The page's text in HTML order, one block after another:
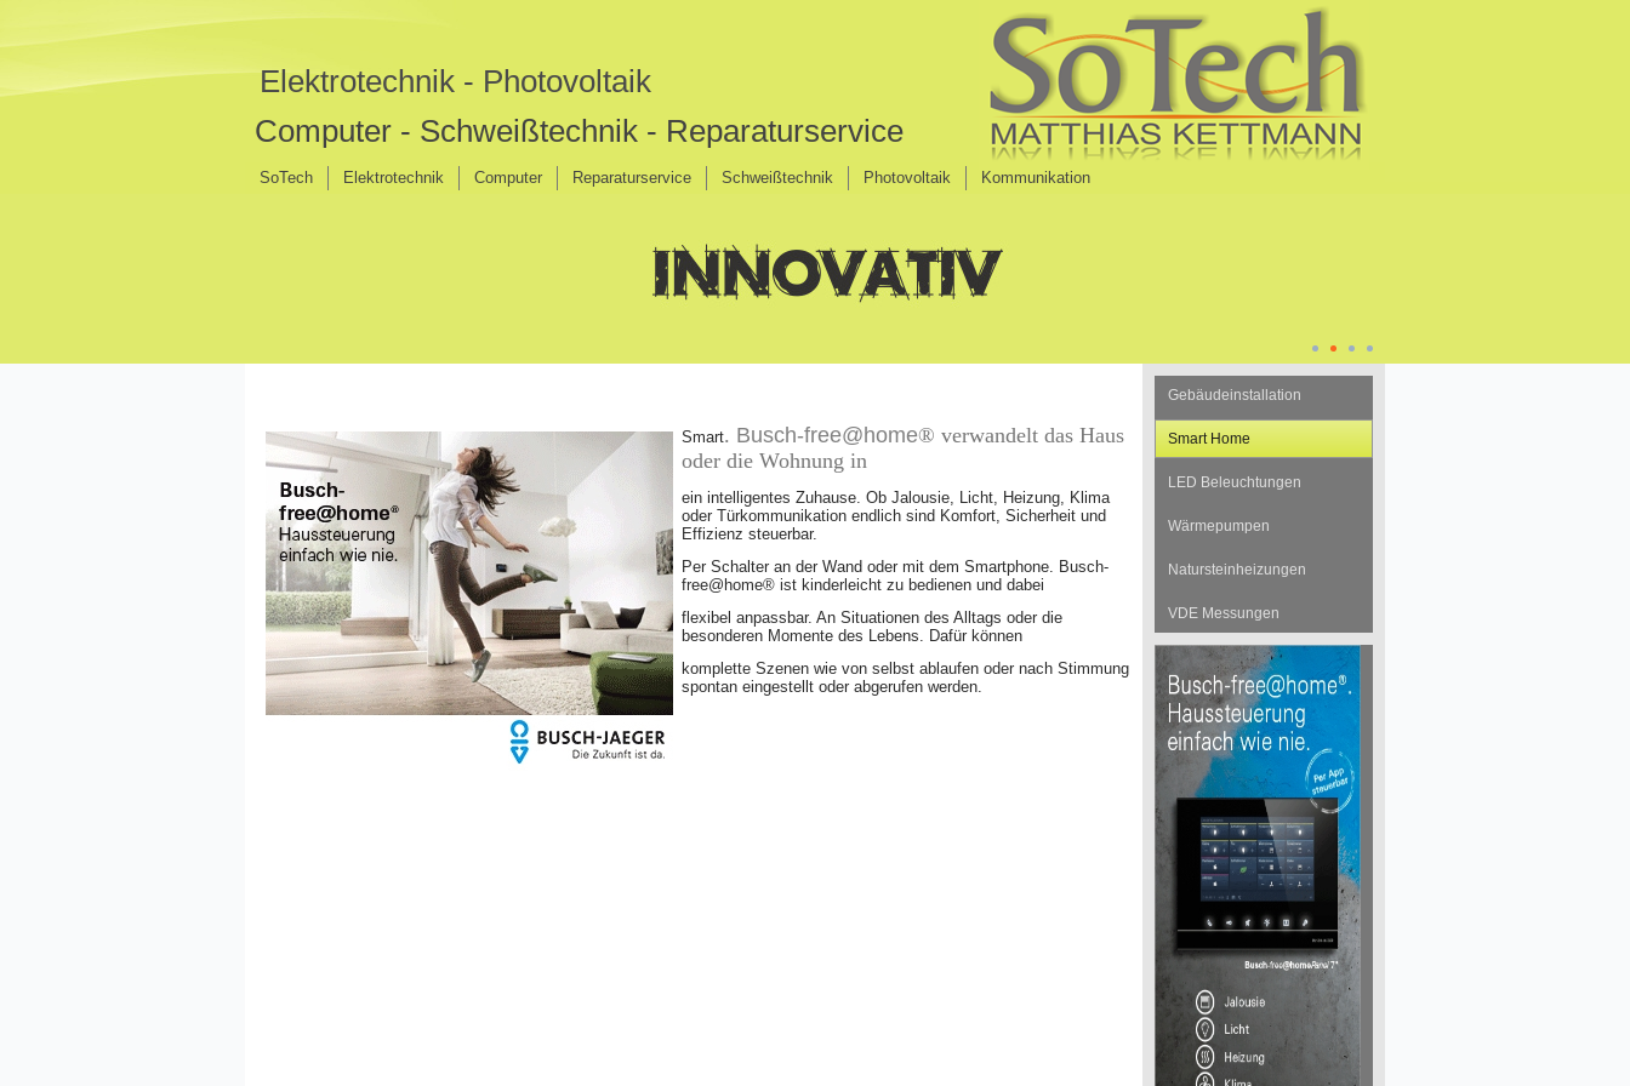
Elektrotechnik - Photovoltaik
Computer - Schweißtechnik - Reparaturservice
SoTech Elektrotechnik Computer Reparaturservice Schweißtechnik Photovoltaik Kommunikation
Smart. Busch-free@home® verwandelt das Haus
oder die Wohnung in
ein intelligentes Zuhause. Ob Jalousie, Licht, Heizung, Klima
oder Türkommunikation endlich sind Komfort, Sicherheit und
Effizienz steuerbar.
Per Schalter an der Wand oder mit dem Smartphone. Busch-
free@home® ist kinderleicht zu bedienen und dabei
flexibel anpassbar. An Situationen des Alltags oder die
besonderen Momente des Lebens. Dafür können
komplette Szenen wie von selbst ablaufen oder nach Stimmung
spontan eingestellt oder abgerufen werden.
Gebäudeinstallation
Smart Home
LED Beleuchtungen
Wärmepumpen
Natursteinheizungen
VDE Messungen